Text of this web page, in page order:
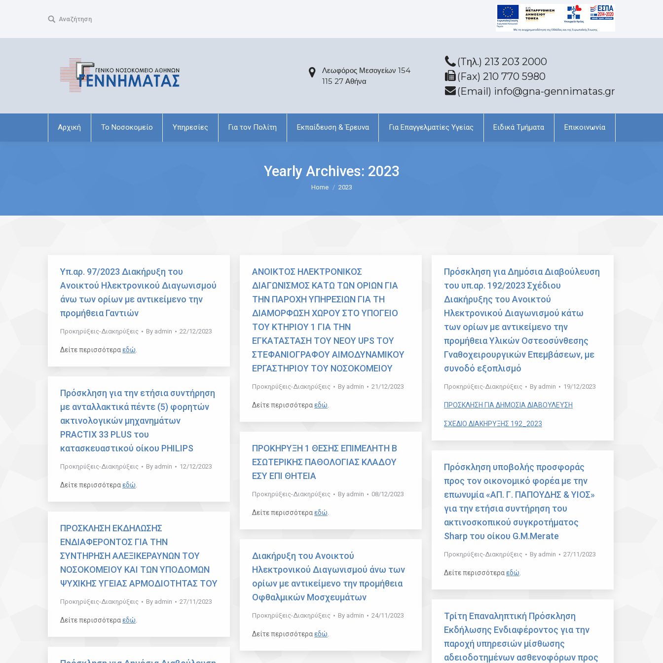
Search:Αναζήτηση
Λεωφόρος Μεσογείων 154
115 27 Αθήνα
(Tηλ.) 213 203 2000
(Fax) 210 770 5980
(Email) info@gna-gennimatas.gr
Αρχική Το Νοσοκομείο Υπηρεσίες Για τον Πολίτη Εκπαίδευση & Έρευνα Για Επαγγελματίες Υγείας Ειδικά Τμήματα Επικοινωνία
Yearly Archives: 2023
Home 2023
Υπ.αρ. 97/2023 Διακήρυξη του
Ανοικτού Ηλεκτρονικού Διαγωνισμού
άνω των ορίων με αντικείμενο την
προμήθεια Γαντιών
Προκηρύξεις-Διακηρύξεις By admin 22/12/2023
Δείτε περισσότεραεδώ
ΑΝΟΙΚΤΟΣ ΗΛΕΚΤΡΟΝΙΚΟΣ
ΔΙΑΓΩΝΙΣΜΟΣ ΚΑΤΩ ΤΩΝ ΟΡΙΩΝ ΓΙΑ
ΤΗΝ ΠΑΡΟΧΗ ΥΠΗΡΕΣΙΩΝ ΓΙΑ ΤΗ
ΔΙΑΜΟΡΦΩΣΗ ΧΩΡΟΥ ΣΤΟ ΥΠΟΓΕΙΟ
ΤΟΥ ΚΤΗΡΙΟΥ 1 ΓΙΑ ΤΗΝ
ΕΓΚΑΤΑΣΤΑΣΗ ΤΟΥ ΝΕΟΥ UPS ΤΟΥ
ΣΤΕΦΑΝΙΟΓΡΑΦΟΥ ΑΙΜΟΔΥΝΑΜΙΚΟΥ
ΕΡΓΑΣΤΗΡΙΟΥ ΤΟΥ ΝΟΣΟΚΟΜΕΙΟΥ
Προκηρύξεις-Διακηρύξεις By admin 21/12/2023
Δείτε περισσότεραεδώ
Πρόσκληση για Δημόσια Διαβούλευση
τoυ υπ.αρ. 192/2023 Σχέδιου
Διακήρυξης του Ανοικτού
Ηλεκτρονικού Διαγωνισμού κάτω
των ορίων με αντικείμενο την
προμήθεια Υλικών Οστεοσύνθεσης
Γναθοχειρουργικών Επεμβάσεων, με
συνοδό εξοπλισμό
Προκηρύξεις-Διακηρύξεις By admin 19/12/2023
ΠΡΟΣΚΛΗΣΗ ΓΙΑ ΔΗΜΟΣΙΑ ΔΙΑΒΟΥΛΕΥΣΗ
ΣΧΕΔΙΟ ΔΙΑΚΗΡΥΞΗΣ 192_2023
Πρόσκληση για την ετήσια συντήρηση
με ανταλλακτικά πέντε (5) φορητών
ακτινολογικών μηχανημάτων
PRACTIX 33 PLUS του
κατασκευαστικού οίκου PHILIPS
Προκηρύξεις-Διακηρύξεις By admin 12/12/2023
Δείτε περισσότεραεδώ
ΠΡΟΚΗΡΥΞΗ 1 ΘΕΣΗΣ ΕΠΙΜΕΛΗΤΗ Β
ΕΣΩΤΕΡΙΚΗΣ ΠΑΘΟΛΟΓΙΑΣ ΚΛΑΔΟΥ
ΕΣΥ ΕΠΙ ΘΗΤΕΙΑ
Προκηρύξεις-Διακηρύξεις By admin 08/12/2023
Δείτε περισσότεραεδώ
Πρόσκληση υποβολής προσφοράς
προς τον οικονομικό φορέα με την
επωνυμία «ΑΠ. Γ. ΠΑΠΟΥΔΗΣ & ΥΙΟΣ»
για την ετήσια συντήρηση του
ακτινοσκοπικού συγκροτήματος
Sharp του οίκου G.M.Merate
Προκηρύξεις-Διακηρύξεις By admin 27/11/2023
Δείτε περισσότεραεδώ
ΠΡΟΣΚΛΗΣΗ ΕΚΔΗΛΩΣΗΣ
ΕΝΔΙΑΦΕΡΟΝΤΟΣ ΓΙΑ ΤΗΝ
ΣΥΝΤΗΡΗΣΗ ΑΛΕΞΙΚΕΡΑΥΝΩΝ ΤΟΥ
ΝΟΣΟΚΟΜΕΙΟΥ ΚΑΙ ΤΩΝ ΥΠΟΔΟΜΩΝ
ΨΥΧΙΚΗΣ ΥΓΕΙΑΣ ΑΡΜΟΔΙΟΤΗΤΑΣ ΤΟΥ
Προκηρύξεις-Διακηρύξεις By admin 27/11/2023
Δείτε περισσότεραεδώ
Διακήρυξη του Ανοικτού
Ηλεκτρονικού Διαγωνισμού άνω των
ορίων με αντικείμενο την προμήθεια
Oφθαλμικών Μοσχευμάτων
Προκηρύξεις-Διακηρύξεις By admin 24/11/2023
Δείτε περισσότεραεδώ
Τρίτη Επαναληπτική Πρόσκληση
Εκδήλωσης Ενδιαφέροντος για την
παροχή υπηρεσιών μίσθωσης
αδειοδοτημένων ασθενοφόρων προς